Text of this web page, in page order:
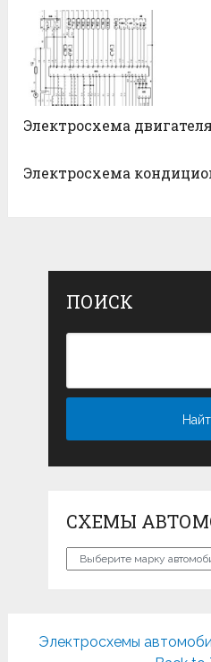
Электросхема
Электросхема
ПОИСК
СХЕМЫ
Схемы
Электросхемы